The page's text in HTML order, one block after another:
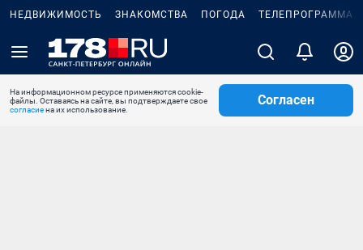
НЕДВИЖИМОСТЬ ЗНАКОМСТВА ПОГОДА ТЕЛЕПРОГРАММА
На информационном ресурсе применяются cookie-
файлы. Оставаясь на сайте, вы подтверждаете свое
согласиена их использование.
Согласен